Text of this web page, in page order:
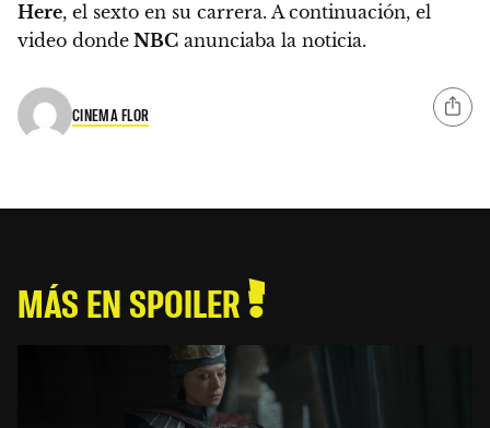
Here, el sexto en su carrera. A continuación, el
video donde NBC anunciaba la noticia.
CINEMA FLOR
MÁS EN SPOILER